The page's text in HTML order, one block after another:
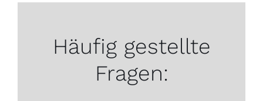
Häufig gestellte
Fragen: